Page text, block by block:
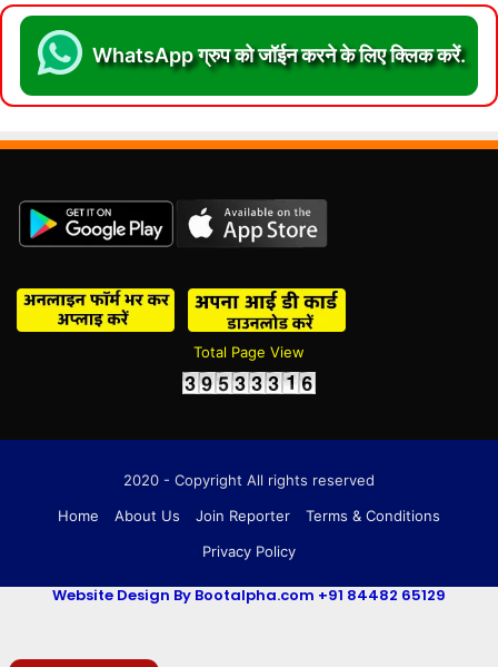
WhatsApp ग्रुप को जॉईन करने के लिए क्लिक करें.
Total Page View
2020 - Copyright All rights reserved
Home
About Us Join Reporter
Terms & Conditions
Privacy Policy
Website Design By Bootalpha.com +91 84482 65129